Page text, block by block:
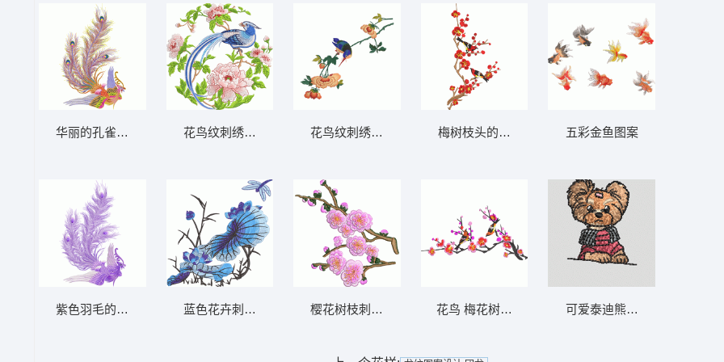
华丽的孔雀羽毛刺绣
紫色羽毛的优雅展示 凤凰
花鸟纹刺绣图案 牡丹花 长尾鸟
蓝色花卉刺绣 蜻蜓 荷叶
花鸟纹刺绣图案 花鸟
樱花树枝刺绣图案 花鸟
梅树枝头的鸟儿 花鸟
花鸟 梅花树枝上的鸟儿
五彩金鱼图案
可爱泰迪熊玩乐器 狗 插针 泰